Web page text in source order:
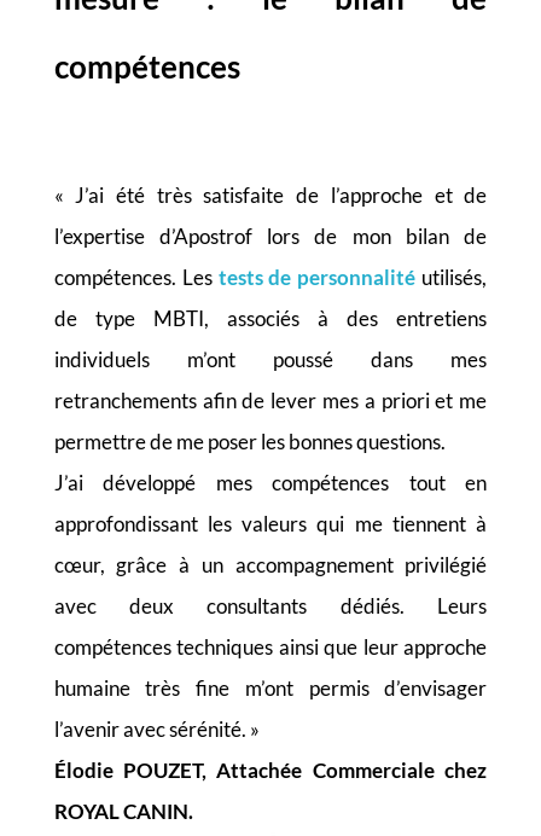
compétences
« J’ai été très satisfaite de l’approche et de
l’expertise d’Apostrof lors de mon bilan de
compétences. Les tests de personnalité utilisés,
de type MBTI, associés à des entretiens
individuels m’ont poussé dans mes
retranchements afin de lever mes a priori et me
permettre de me poser les bonnes questions.
J’ai développé mes compétences tout en
approfondissant les valeurs qui me tiennent à
cœur, grâce à un accompagnement privilégié
avec deux consultants dédiés. Leurs
compétences techniques ainsi que leur approche
humaine très fine m’ont permis d’envisager
l’avenir avec sérénité. »
Élodie POUZET, Attachée Commerciale chez
ROYAL CANIN.